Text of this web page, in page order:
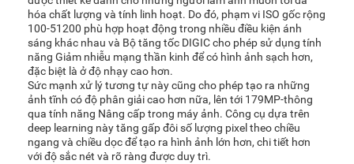
hóa chất lượng và tính linh hoạt. Do đó, phạm vi ISO gốc rộng
100-51200 phù hợp hoạt động trong nhiều điều kiện ánh
sáng khác nhau và Bộ tăng tốc DIGIC cho phép sử dụng tính
năng Giảm nhiễu mạng thần kinh để có hình ảnh sạch hơn,
đặc biệt là ở độ nhạy cao hơn.
Sức mạnh xử lý tương tự này cũng cho phép tạo ra những
ảnh tĩnh có độ phân giải cao hơn nữa, lên tới 179MP-thông
qua tính năng Nâng cấp trong máy ảnh. Công cụ dựa trên
deep learning này tăng gấp đôi số lượng pixel theo chiều
ngang và chiều dọc để tạo ra hình ảnh lớn hơn, chi tiết hơn
với độ sắc nét và rõ ràng được duy trì.